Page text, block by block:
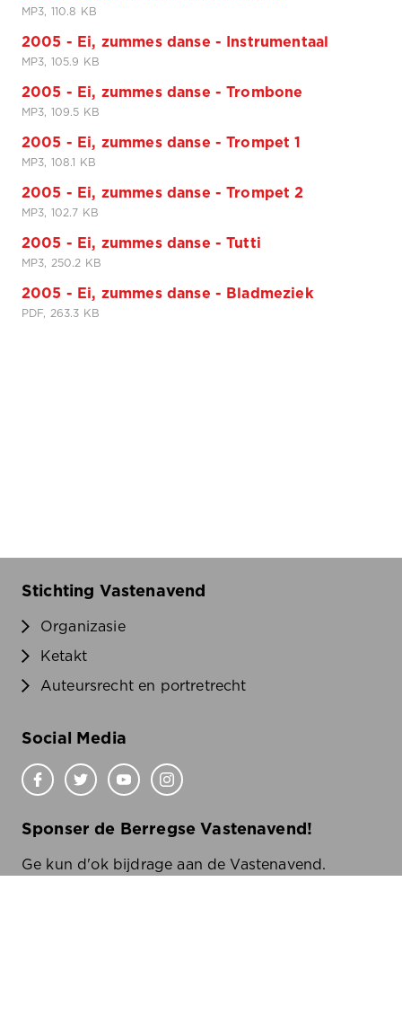
MP3, 110.8 KB
2005 - Ei, zummes danse - Instrumentaal
MP3, 105.9 KB
2005 - Ei, zummes danse - Trombone
MP3, 109.5 KB
2005 - Ei, zummes danse - Trompet 1
MP3, 108.1 KB
2005 - Ei, zummes danse - Trompet 2
MP3, 102.7 KB
2005 - Ei, zummes danse - Tutti
MP3, 250.2 KB
2005 - Ei, zummes danse - Bladmeziek
PDF, 263.3 KB
Stichting Vastenavend
Organizasie
Ketakt
Auteursrecht en portretrecht
Social Media
Sponser de Berregse Vastenavend!
Ge kun d'ok bijdrage aan de Vastenavend.